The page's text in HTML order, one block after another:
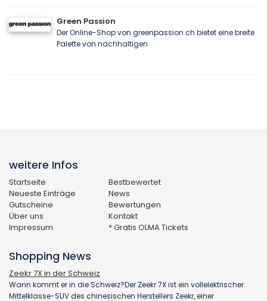
Green Passion
Der Online-Shop von greenpassion.ch bietet eine breite
Palette von nachhaltigen
weitere Infos
Startseite
Bestbewertet
Neueste Einträge
News
Gutscheine
Bewertungen
Über uns
Kontakt
Impressum
* Gratis OLMA Tickets
Shopping News
Zeekr 7X in der Schweiz
Wann kommt er in die Schweiz?Der Zeekr 7X ist ein vollelektrischer
Mittelklasse-SUV des chinesischen Herstellers Zeekr, einer